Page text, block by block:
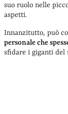
suo ruolo nelle
aspetti.
Innanzitutto, può
personale che
sfidare i giganti del